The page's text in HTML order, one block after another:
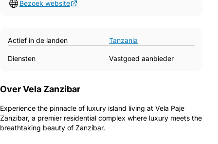
Bezoek website
Actief in de landen Tanzania
Diensten Vastgoed aanbieder
Over Vela Zanzibar
Experience the pinnacle of luxury island living at Vela Paje
Zanzibar, a premier residential complex where luxury meets the
breathtaking beauty of Zanzibar.